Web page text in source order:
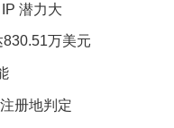
潜力大
万美元
册地判定